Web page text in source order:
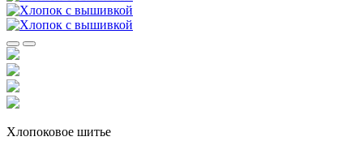
Хлопоковое шитье